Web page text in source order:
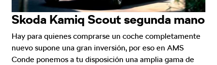
Skoda Kamiq Scout segunda mano
Hay para quienes comprarse un coche completamente
nuevo supone una gran inversión, por eso en AMS
Conde ponemos a tu disposición una amplia gama de